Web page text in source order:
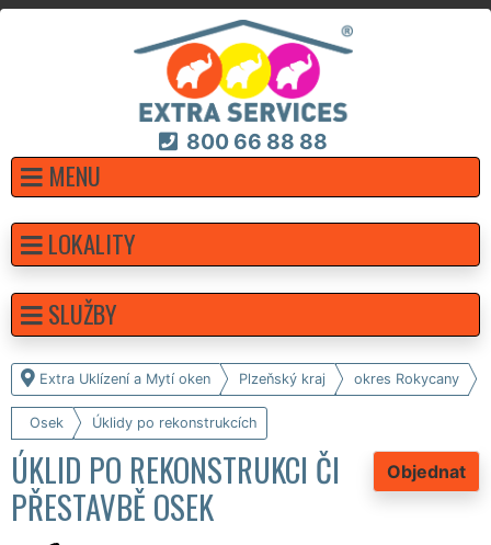
800 66 88 88
MENU
Extra Uklízení a Mytí oken Plzeňský kraj okres Rokycany
Osek Úklidy po rekonstrukcích
Objednat
ÚKLID PO REKONSTRUKCI ČI
PŘESTAVBĚ OSEK
LOKALITY
SLUŽBY